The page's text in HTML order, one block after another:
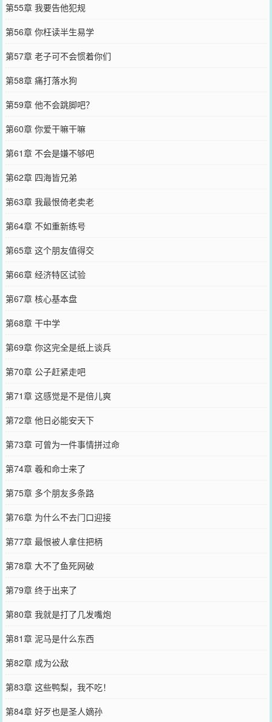
第55章 我要告他犯规
第56章 你枉读半生易学
第57章 老子可不会惯着你们
第58章 痛打落水狗
第59章 他不会跳脚吧？
第60章 你爱干嘛干嘛
第61章 不会是嫌不够吧
第62章 四海皆兄弟
第63章 我最恨倚老卖老
第64章 不如重新练号
第65章 这个朋友值得交
第66章 经济特区试验
第67章 核心基本盘
第68章 干中学
第69章 你这完全是纸上谈兵
第70章 公子赶紧走吧
第71章 这感觉是不是倍儿爽
第72章 他日必能安天下
第73章 可曾为一件事情拼过命
第74章 羲和命士来了
第75章 多个朋友多条路
第76章 为什么不去门口迎接
第77章 最恨被人拿住把柄
第78章 大不了鱼死网破
第79章 终于出来了
第80章 我就是打了几发嘴炮
第81章 泥马是什么东西
第82章 成为公敌
第83章 这些鸭梨，我不吃！
第84章 好歹也是圣人嫡孙